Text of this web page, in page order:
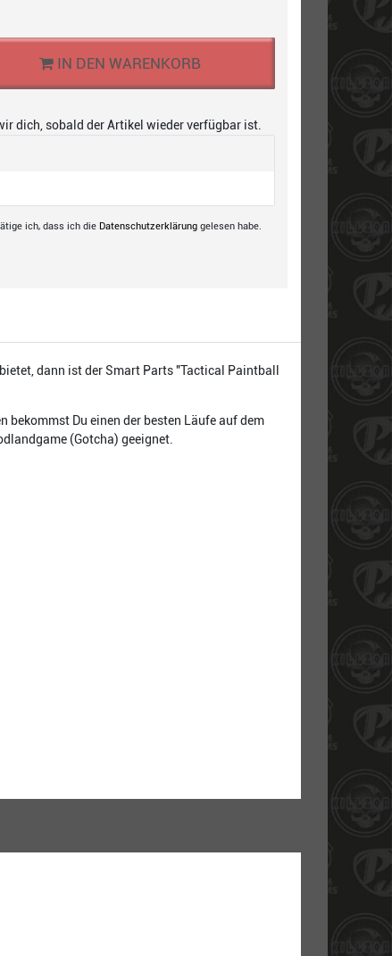
IN DEN WARENKORB
dich, sobald der Artikel wieder verfügbar ist.
ich, dass ich die Daten­schutz­erklärunggelesen habe.
dann ist der Smart Parts "Tactical Paintball
bekommst Du einen der besten Läufe auf dem
(Gotcha) geeignet.